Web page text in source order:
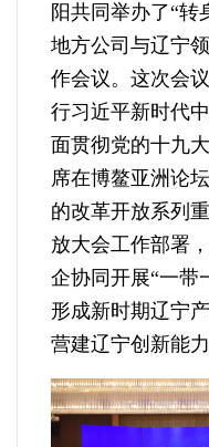
阳共同举办了“
地方公司与辽宁
作会议。这次会
行习近平新时代
面贯彻党的十九
席在博鳌亚洲论
的改革开放系列
放大会工作部署
企协同开展“一带
形成新时期辽宁
营建辽宁创新能